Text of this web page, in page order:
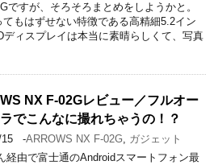
ですが、そろそろまとめをしようかと。
てもはずせない特徴である高精細5.2イン
ディスプレイは本当に素晴らしくて、写真
NX F-02Gレビュー／フルオー
ラでこんなに撮れちゃうの！？
-ARROWS NX F-02G, ガジェット
経由で富士通のAndroidスマートフォン最